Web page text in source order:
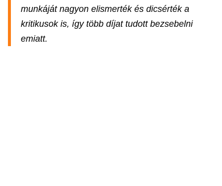
munkáját nagyon elismerték és dicsérték a
kritikusok is, így több díjat tudott bezsebelni
emiatt.